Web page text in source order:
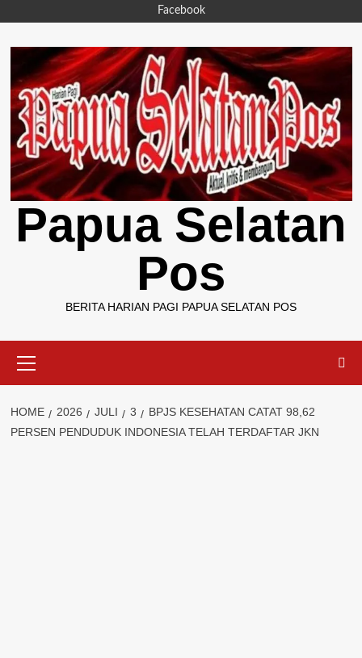
content
Facebook
Papua Selatan
Pos
BERITA HARIAN PAGI PAPUA SELATAN POS
Menu
HOME 2026 JULI 3
BPJS KESEHATAN CATAT 98,62
PERSEN PENDUDUK INDONESIA TELAH TERDAFTAR JKN